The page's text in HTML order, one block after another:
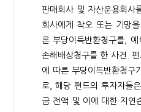
판매회사 및 자산운용회사
회사에게 착오 또는 기망
른 부당이득반환청구를,
손해배상청구를 한 사건.
에 따른 부당이득반환청구
로, 해당 펀드의 투자자들
금 전액 및 이에 대한 지연